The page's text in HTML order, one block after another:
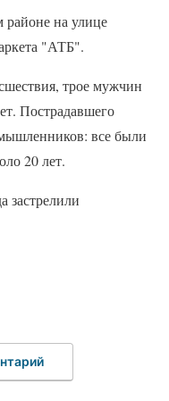
на улице
"АТБ".
трое мужчин
Пострадавшего
все были
20 лет.
застрелили